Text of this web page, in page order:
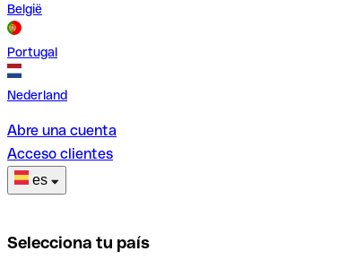
België
Portugal
Nederland
Abre una cuenta
Acceso clientes
es
Selecciona tu país